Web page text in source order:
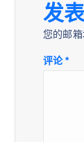
发
您的邮箱
评论*